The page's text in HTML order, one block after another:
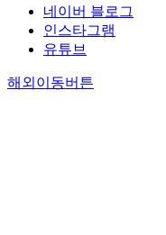
네이버 블로그
인스타그램
유튜브
해외이동버튼